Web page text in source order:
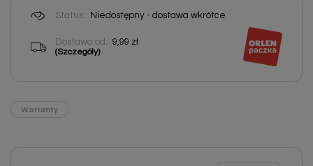
Status: Niedostępny - dostawa wkrótce
Dostawa od: 9,99 zł
(Szczegóły)
Warianty